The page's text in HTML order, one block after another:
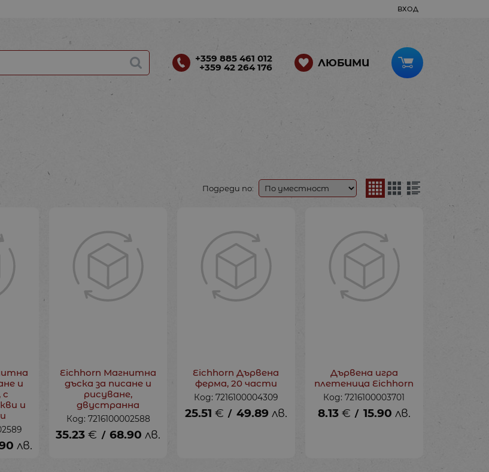
ВХОД
+359 885 461 012
+359 42 264 176 ЛЮБИМИ
Подреди по:
и
с
и
лв.
Eichhorn Магнитна
дъска за писане и
рисуване,
двустранна
Код: 7216100002588
35.23 € / 68.90 лв.
Eichhorn Дървена
ферма, 20 части
Код: 7216100004309
25.51 € / 49.89 лв.
Дървена игра
плетеница Eichhorn
Код: 7216100003701
8.13 € / 15.90 лв.